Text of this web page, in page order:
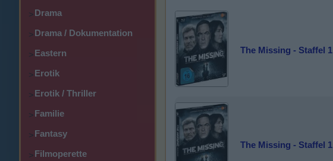
>Drama
>Drama / Dokumentation
>Eastern
>Erotik
>Erotik / Thriller
>Familie
>Fantasy
>Filmoperette
The Missing - Staffel 1
The Missing - Staffel 1